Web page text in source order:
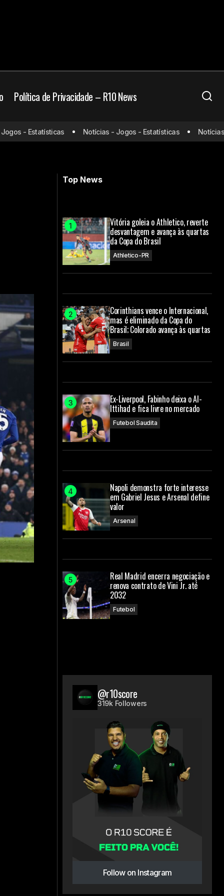
Política de Privacidade – R10 News
Everton no
Bayern vence Celtic fora de casa e
abre vantagem nos playoffs da
Champions League
- Estatísticas Notícias - Jogos - Estatísticas Notícias -
Top News
Vitória goleia o Athletico, reverte
desvantagem e avança às quartas
da Copa do Brasil
Athletico-PR
Corinthians vence o Internacional,
mas é eliminado da Copa do
Brasil; Colorado avança às quartas
Brasil
Ex-Liverpool, Fabinho deixa o Al-
Ittihad e fica livre no mercado
Futebol Saudita
Napoli demonstra forte interesse
em Gabriel Jesus e Arsenal define
valor
Arsenal
Real Madrid encerra negociação e
renova contrato de Vini Jr. até
2032
Futebol
@r10score
319k Followers
Follow on Instagram